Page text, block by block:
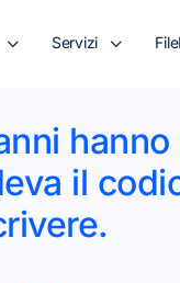
Servizi
il